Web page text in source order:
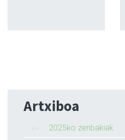
Artxiboa
2025ko zenbakiak